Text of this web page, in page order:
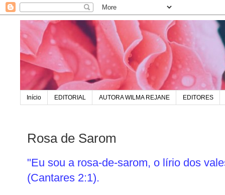
Início EDITORIAL AUTORA WILMA REJANE EDITORES
Rosa de Sarom
"Eu sou a rosa-de-sarom, o lírio dos
(Cantares 2:1).